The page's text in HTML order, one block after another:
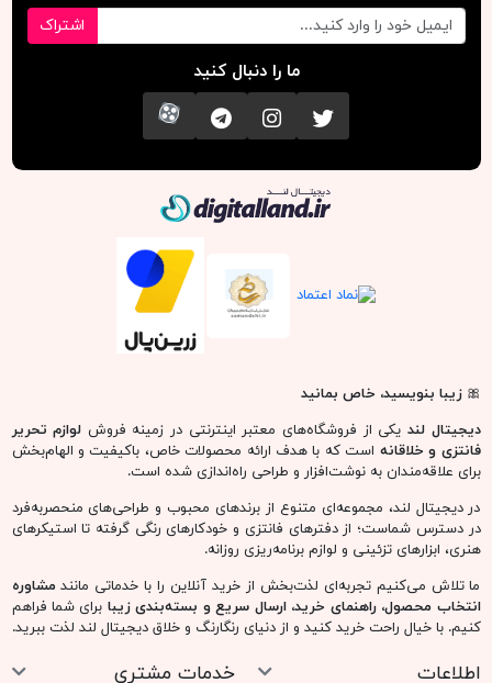
اشتراک
ما را دنبال کنید
تویتر اینستاگرامکانال تلگرام
آپارات
🎀زیبا بنویسید، خاص بمانید
دیجیتال لند یکی از فروشگاه‌های معتبر اینترنتی در زمینه فروش لوازم تحریر
فانتزی و خلاقانه است که با هدف ارائه محصولات خاص، باکیفیت و الهام‌بخش
برای علاقه‌مندان به نوشت‌افزار و طراحی راه‌اندازی شده است.
در دیجیتال لند، مجموعه‌ای متنوع از برندهای محبوب و طراحی‌های منحصربه‌فرد
در دسترس شماست؛ از دفترهای فانتزی و خودکارهای رنگی گرفته تا استیکرهای
هنری، ابزارهای تزئینی و لوازم برنامه‌ریزی روزانه.
ما تلاش می‌کنیم تجربه‌ای لذت‌بخش از خرید آنلاین را با خدماتی مانندمشاوره
انتخاب محصول، راهنمای خرید، ارسال سریع و بسته‌بندی زیبا برای شما فراهم
کنیم. با خیال راحت خرید کنید و از دنیای رنگارنگ و خلاق دیجیتال لند لذت ببرید.
اطلاعات خدمات مشتری